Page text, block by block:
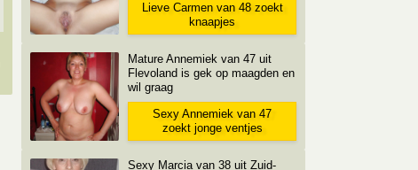
Lieve Carmen van 48 zoekt
knaapjes
Mature Annemiek van 47 uit
Flevoland is gek op maagden en
wil graag
Sexy Annemiek van 47
zoekt jonge ventjes
Sexy Marcia van 38 uit Zuid-